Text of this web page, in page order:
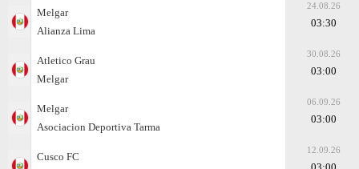
Melgar
Alianza Lima
24.08.26
03:30
Atletico Grau
Melgar
30.08.26
03:00
Melgar
Asociacion Deportiva Tarma
06.09.26
03:00
Cusco FC
12.09.26